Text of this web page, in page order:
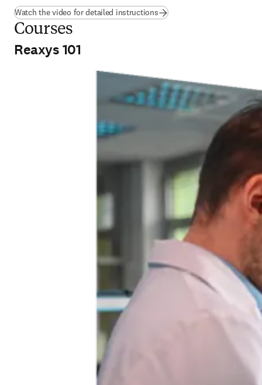
Watch the video for detailed instructions(Wird in neuem Tab/Fenster
Courses
Reaxys 101